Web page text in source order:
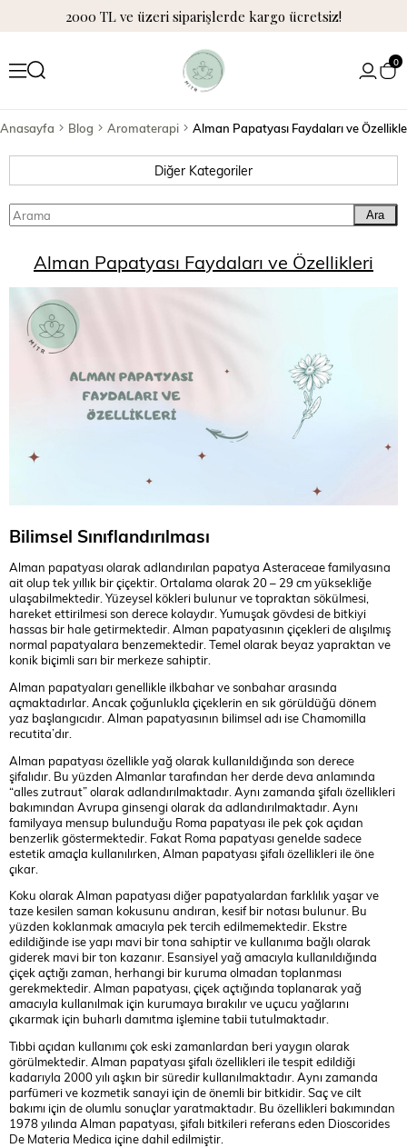
2000 TL ve üzeri siparişlerde kargo ücretsiz!
0
Anasayfa Blog Aromaterapi Alman Papatyası Faydaları ve
Diğer Kategoriler
Ara
Alman Papatyası Faydaları ve Özellikleri
Bilimsel Sınıflandırılması
Alman papatyası olarak adlandırılan papatya Asteraceae familyasına
ait olup tek yıllık bir çiçektir. Ortalama olarak 20 – 29 cm yüksekliğe
ulaşabilmektedir. Yüzeysel kökleri bulunur ve topraktan sökülmesi,
hareket ettirilmesi son derece kolaydır. Yumuşak gövdesi de bitkiyi
hassas bir hale getirmektedir. Alman papatyasının çiçekleri de alışılmış
normal papatyalara benzemektedir. Temel olarak beyaz yapraktan ve
konik biçimli sarı bir merkeze sahiptir.
Alman papatyaları genellikle ilkbahar ve sonbahar arasında
açmaktadırlar. Ancak çoğunlukla çiçeklerin en sık görüldüğü dönem
yaz başlangıcıdır. Alman papatyasının bilimsel adı ise Chamomilla
recutita’dır.
Alman papatyası özellikle yağ olarak kullanıldığında son derece
şifalıdır. Bu yüzden Almanlar tarafından her derde deva anlamında
“alles zutraut” olarak adlandırılmaktadır. Aynı zamanda şifalı özellikleri
bakımından Avrupa ginsengi olarak da adlandırılmaktadır. Aynı
familyaya mensup bulunduğu Roma papatyası ile pek çok açıdan
benzerlik göstermektedir. Fakat Roma papatyası genelde sadece
estetik amaçla kullanılırken, Alman papatyası şifalı özellikleri ile öne
çıkar.
Koku olarak Alman papatyası diğer papatyalardan farklılık yaşar ve
taze kesilen saman kokusunu andıran, kesif bir notası bulunur. Bu
yüzden koklanmak amacıyla pek tercih edilmemektedir. Ekstre
edildiğinde ise yapı mavi bir tona sahiptir ve kullanıma bağlı olarak
giderek mavi bir ton kazanır. Esansiyel yağ amacıyla kullanıldığında
çiçek açtığı zaman, herhangi bir kuruma olmadan toplanması
gerekmektedir. Alman papatyası, çiçek açtığında toplanarak yağ
amacıyla kullanılmak için kurumaya bırakılır ve uçucu yağlarını
çıkarmak için buharlı damıtma işlemine tabii tutulmaktadır.
Tıbbi açıdan kullanımı çok eski zamanlardan beri yaygın olarak
görülmektedir. Alman papatyası şifalı özellikleri ile tespit edildiği
kadarıyla 2000 yılı aşkın bir süredir kullanılmaktadır. Aynı zamanda
parfümeri ve kozmetik sanayi için de önemli bir bitkidir. Saç ve cilt
bakımı için de olumlu sonuçlar yaratmaktadır. Bu özellikleri bakımından
1978 yılında Alman papatyası, şifalı bitkileri referans eden Dioscorides
De Materia Medica içine dahil edilmiştir.